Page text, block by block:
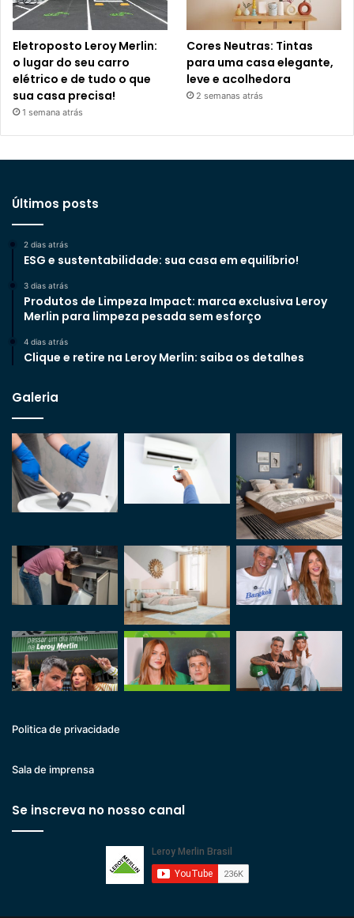
Eletroposto Leroy Merlin:
o lugar do seu carro
elétrico e de tudo o que
sua casa precisa!
1 semana atrás
Cores Neutras: Tintas
para uma casa elegante,
leve e acolhedora
2 semanas atrás
Últimos posts
2 dias atrás
ESG e sustentabilidade: sua casa em equilíbrio!
3 dias atrás
Produtos de Limpeza Impact: marca exclusiva Leroy
Merlin para limpeza pesada sem esforço
4 dias atrás
Clique e retire na Leroy Merlin: saiba os detalhes
Galeria
Politica de privacidade
Sala de imprensa
Se inscreva no nosso canal